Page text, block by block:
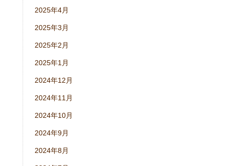
2025年4月
2025年3月
2025年2月
2025年1月
2024年12月
2024年11月
2024年10月
2024年9月
2024年8月